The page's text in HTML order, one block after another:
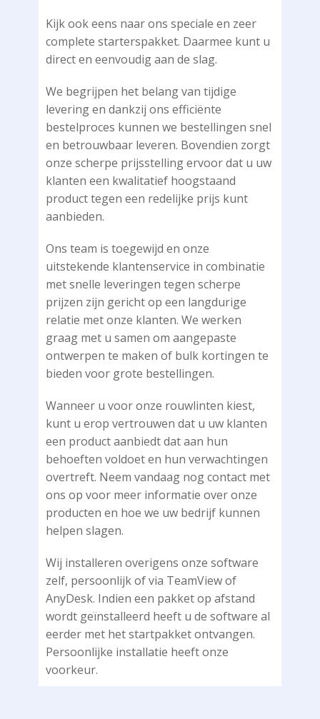
Kijk ook eens naar ons speciale en zeer
complete starterspakket. Daarmee kunt u
direct en eenvoudig aan de slag.
We begrijpen het belang van tijdige
levering en dankzij ons efficiënte
bestelproces kunnen we bestellingen snel
en betrouwbaar leveren. Bovendien zorgt
onze scherpe prijsstelling ervoor dat u uw
klanten een kwalitatief hoogstaand
product tegen een redelijke prijs kunt
aanbieden.
Ons team is toegewijd en onze
uitstekende klantenservice in combinatie
met snelle leveringen tegen scherpe
prijzen zijn gericht op een langdurige
relatie met onze klanten. We werken
graag met u samen om aangepaste
ontwerpen te maken of bulk kortingen te
bieden voor grote bestellingen.
Wanneer u voor onze rouwlinten kiest,
kunt u erop vertrouwen dat u uw klanten
een product aanbiedt dat aan hun
behoeften voldoet en hun verwachtingen
overtreft. Neem vandaag nog contact met
ons op voor meer informatie over onze
producten en hoe we uw bedrijf kunnen
helpen slagen.
Wij installeren overigens onze software
zelf, persoonlijk of via TeamView of
AnyDesk. Indien een pakket op afstand
wordt geïnstalleerd heeft u de software al
eerder met het startpakket ontvangen.
Persoonlijke installatie heeft onze
voorkeur.